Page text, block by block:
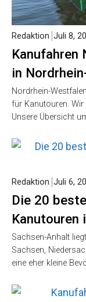
Kanufahren
in
Redaktion Juli 8,
Nordrhein-
für Kanutouren.
Unsere Übersicht
Die 20
Kanutouren
Redaktion Juli 6,
Sachsen-Anhalt
Sachsen,
eine eher kleine